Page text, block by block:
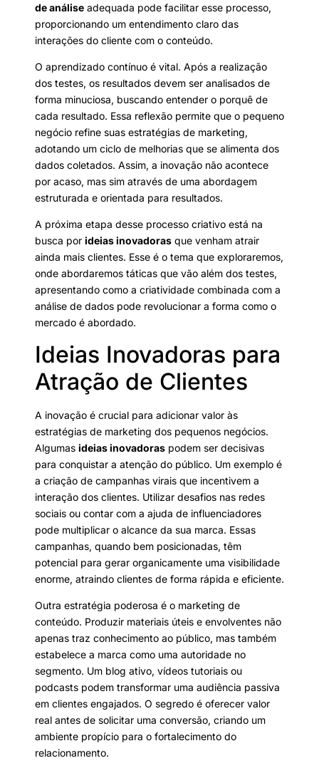
de análise adequada pode facilitar esse processo,
proporcionando um entendimento claro das
interações do cliente com o conteúdo.
O aprendizado contínuo é vital. Após a realização
dos testes, os resultados devem ser analisados de
forma minuciosa, buscando entender o porquê de
cada resultado. Essa reflexão permite que o pequeno
negócio refine suas estratégias de marketing,
adotando um ciclo de melhorias que se alimenta dos
dados coletados. Assim, a inovação não acontece
por acaso, mas sim através de uma abordagem
estruturada e orientada para resultados.
A próxima etapa desse processo criativo está na
busca por ideias inovadoras que venham atrair
ainda mais clientes. Esse é o tema que exploraremos,
onde abordaremos táticas que vão além dos testes,
apresentando como a criatividade combinada com a
análise de dados pode revolucionar a forma como o
mercado é abordado.
Ideias Inovadoras para
Atração de Clientes
A inovação é crucial para adicionar valor às
estratégias de marketing dos pequenos negócios.
Algumas ideias inovadoras podem ser decisivas
para conquistar a atenção do público. Um exemplo é
a criação de campanhas virais que incentivem a
interação dos clientes. Utilizar desafios nas redes
sociais ou contar com a ajuda de influenciadores
pode multiplicar o alcance da sua marca. Essas
campanhas, quando bem posicionadas, têm
potencial para gerar organicamente uma visibilidade
enorme, atraindo clientes de forma rápida e eficiente.
Outra estratégia poderosa é o marketing de
conteúdo. Produzir materiais úteis e envolventes não
apenas traz conhecimento ao público, mas também
estabelece a marca como uma autoridade no
segmento. Um blog ativo, vídeos tutoriais ou
podcasts podem transformar uma audiência passiva
em clientes engajados. O segredo é oferecer valor
real antes de solicitar uma conversão, criando um
ambiente propício para o fortalecimento do
relacionamento.